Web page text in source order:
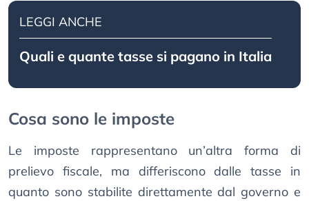
LEGGI ANCHE
Quali e quante tasse si pagano in Italia
Cosa sono le imposte
Le imposte rappresentano un’altra forma di
prelievo fiscale, ma differiscono dalle tasse in
quanto sono stabilite direttamente dal governo e